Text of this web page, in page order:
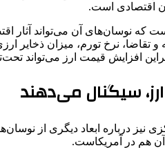
اقتصادی است.‌
که نوسان‌های آن می‌تواند آثار
نرخ تورم، میزان ذخایر
افزایش قیمت ارز می‌تواند
سیگنال می‌دهند
هم در آمریکاست.‌